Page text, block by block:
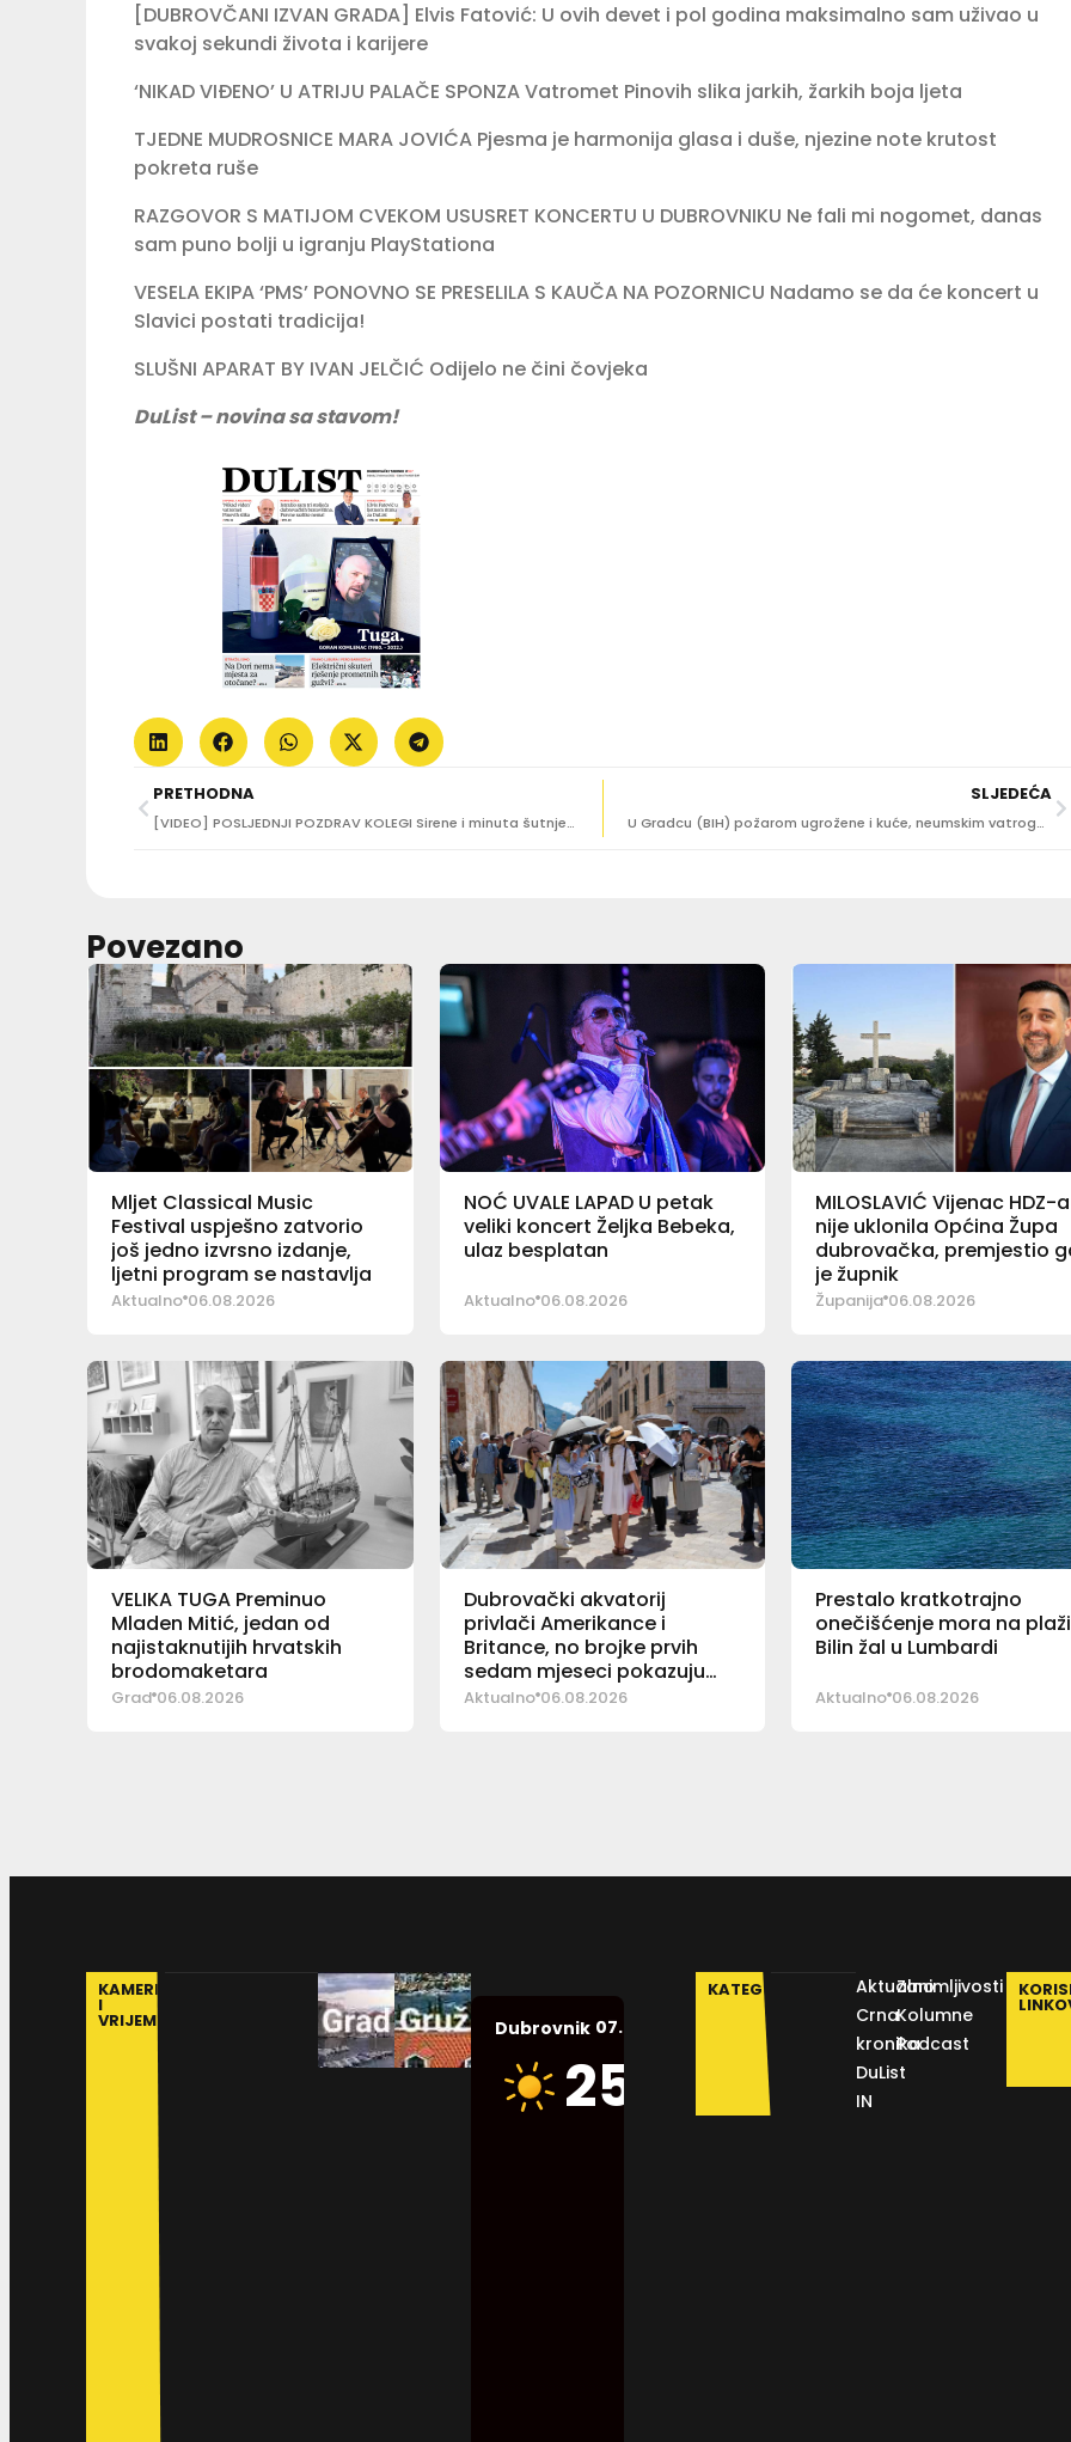
[DUBROVČANI IZVAN GRADA] Elvis Fatović: U ovih devet i pol godina maksimalno sam uživao u
svakoj sekundi života i karijere
‘NIKAD VIĐENO’ U ATRIJU PALAČE SPONZA Vatromet Pinovih slika jarkih, žarkih boja ljeta
TJEDNE MUDROSNICE MARA JOVIĆA Pjesma je harmonija glasa i duše, njezine note krutost
pokreta ruše
RAZGOVOR S MATIJOM CVEKOM USUSRET KONCERTU U DUBROVNIKU Ne fali mi nogomet, danas
sam puno bolji u igranju PlayStationa
VESELA EKIPA ‘PMS’ PONOVNO SE PRESELILA S KAUČA NA POZORNICU Nadamo se da će koncert u
Slavici postati tradicija!
SLUŠNI APARAT BY IVAN JELČIĆ Odijelo ne čini čovjeka
DuList – novina sa stavom!
PRETHODNA
[VIDEO] POSLJEDNJI POZDRAV KOLEGI Sirene i minuta šutnje za poginulog vatrogasca Gorana Komlenca
SLJEDEĆA
U Gradcu (BIH) požarom ugrožene i kuće, neumskim vatrogascima pomažu i naši iz Slanog, Stona..
Povezano
Mljet Classical Music
Festival uspješno zatvorio
još jedno izvrsno izdanje,
ljetni program se nastavlja
Aktualno 06.08.2026
NOĆ UVALE LAPAD U petak
veliki koncert Željka Bebeka,
ulaz besplatan
Aktualno 06.08.2026
MILOSLAVIĆ Vijenac HDZ-a
nije uklonila Općina Župa
dubrovačka, premjestio
je župnik
Županija 06.08.2026
VELIKA TUGA Preminuo
Mladen Mitić, jedan od
najistaknutijih hrvatskih
brodomaketara
Grad 06.08.2026
Dubrovački akvatorij
privlači Amerikance i
Britance, no brojke prvih
sedam mjeseci pokazuju
pad
Aktualno 06.08.2026
Prestalo kratkotrajno
onečišćenje mora na plaži
Bilin žal u Lumbardi
Aktualno 06.08.2026
KAMERE
I
VRIJEME Dubrovnik 07.08.2026.
25
Humidity:
KATEGORIJE
Aktualno
Crna
kronika
DuList
IN
Zanimljivosti
Kolumne
Podcast